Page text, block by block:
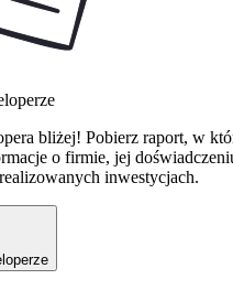
bliżej! Pobierz raport, w
o firmie, jej
inwestycjach.